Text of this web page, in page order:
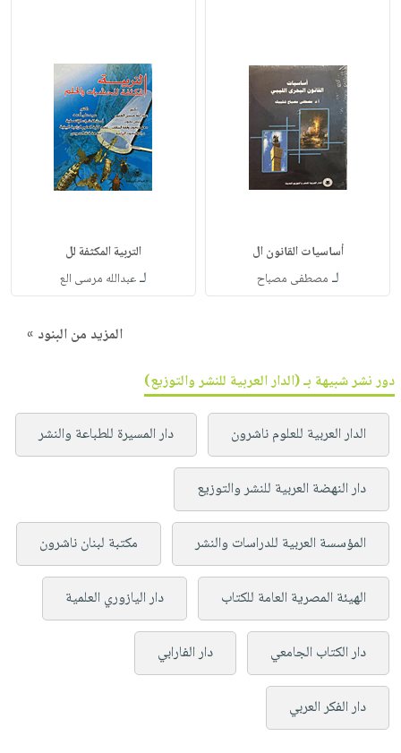
أساسيات القانون ال
لـ مصطفى مصباح
التربية المكثفة لل
لـعبدالله مرسى الع
المزيد من البنود »
دور نشر شبيهة بـ (الدار العربية للنشر والتوزيع)
الدار العربية للعلوم ناشرون دار المسيرة للطباعة والنشر
دار النهضة العربية للنشر والتوزيع
المؤسسة العربية للدراسات والنشر مكتبة لبنان ناشرون
الهيئة المصرية العامة للكتاب دار اليازوري العلمية
دار الكتاب الجامعي دار الفارابي
دار الفكر العربي